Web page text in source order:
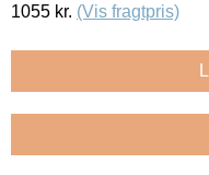
1055 kr. (Vis fragtpris)